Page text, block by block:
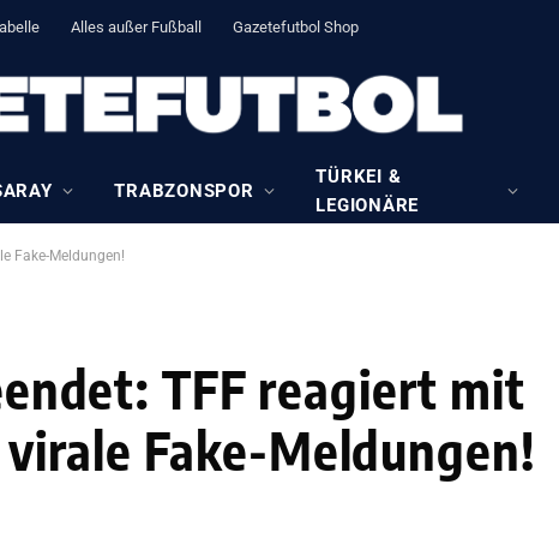
Alles außer Fußball Gazetefutbol Shop
TRABZONSPOR
TÜRKEI &
LEGIONÄRE
Fake-Meldungen!
TFF reagiert mit
Fake-Meldungen!